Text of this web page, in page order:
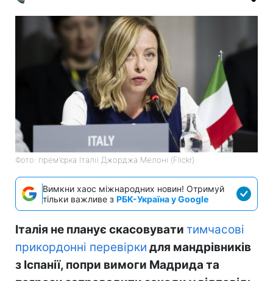
Фото: прем'єрка Італії Джорджа Мелоні (Flickr)
Вимкни хаос міжнародних новин! Отримуй
тільки важливе з РБК-Україна у Google
Італія не планує скасовувати тимчасові
прикордонні перевірки для мандрівників
з Іспанії, попри вимоги Мадрида та